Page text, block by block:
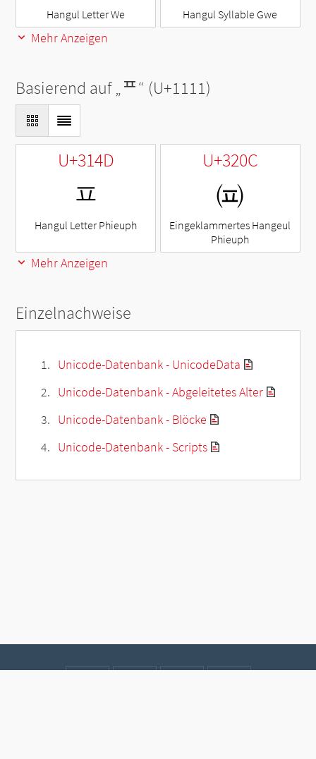
Hangul Letter We Hangul Syllable Gwe
Mehr Anzeigen
Basierend auf „ᄑ“ (U+1111)
U+314D
ㅍ
Hangul Letter Phieuph
U+320C
㈌
Eingeklammertes Hangeul
Phieuph
Mehr Anzeigen
Einzelnachweise
Unicode-Datenbank - UnicodeData
Unicode-Datenbank - Abgeleitetes Alter
Unicode-Datenbank - Blöcke
Unicode-Datenbank - Scripts